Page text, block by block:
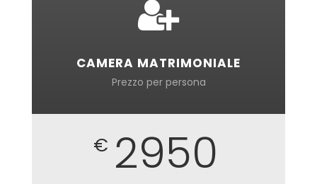
CAMERA MATRIMONIALE
Prezzo per persona
€ 2950